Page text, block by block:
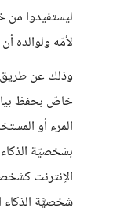
ليستفيدوا من
لأمّه ولوالده
وذلك عن طريق
خاصّ بحفظ
المرء أو
بشخصيّة
الإنترنت
شخصيَّة الذكاء